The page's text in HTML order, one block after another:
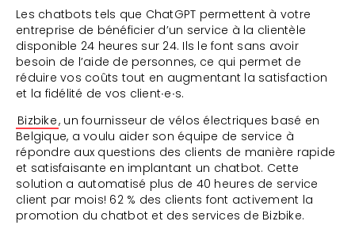
Les chatbots tels que ChatGPT permettent à votre
entreprise de bénéficier d’un service à la clientèle
disponible 24 heures sur 24. Ils le font sans avoir
besoin de l’aide de personnes, ce qui permet de
réduire vos coûts tout en augmentant la satisfaction
et la fidélité de vos client∙e∙s.
Bizbike, un fournisseur de vélos électriques basé en
Belgique, a voulu aider son équipe de service à
répondre aux questions des clients de manière rapide
et satisfaisante en implantant un chatbot. Cette
solution a automatisé plus de 40 heures de service
client par mois! 62 % des clients font activement la
promotion du chatbot et des services de Bizbike.